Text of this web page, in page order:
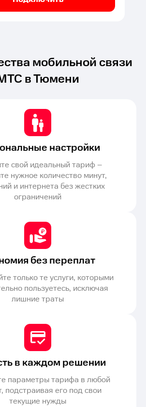
мобильной связи
в Тюмени
настройки
свой идеальный тариф –
нужное количество минут,
и интернета без жестких
ограничений
без переплат
только те услуги, которыми
пользуетесь, исключая
лишние траты
в каждом решении
параметры тарифа в любой
подстраивая его под свои
текущие нужды